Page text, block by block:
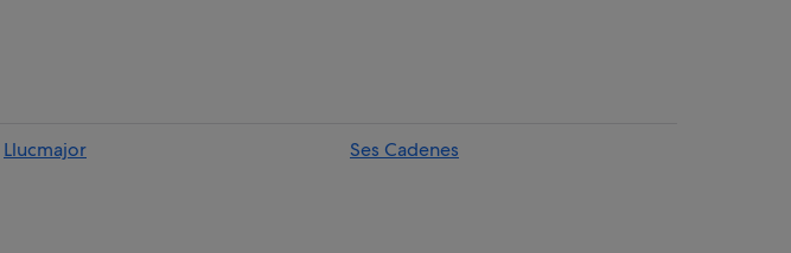
Bahia Principe hoteles en S'Arenal
Llucmajor
Ses Cadenes